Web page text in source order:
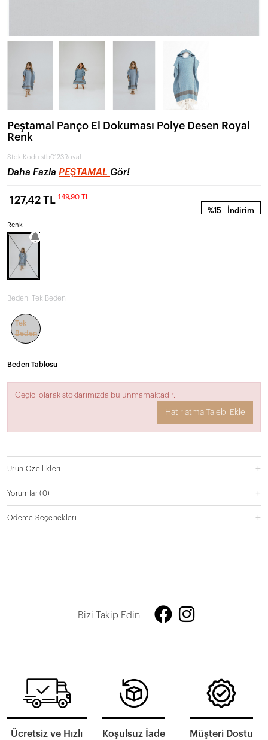
Peştamal Panço El Dokuması Polye Desen Royal
Renk
Stok Kodu stb0123Royal
Daha Fazla PEŞTAMAL Gör!
%15 İndirim
127,42 TL 149,90 TL
Renk
Beden: Tek Beden
Tek
Beden
Beden Tablosu
Geçici olarak stoklarımızda bulunmamaktadır.
Hatırlatma Talebi Ekle
Ürün Özellikleri
Yorumlar(0)
Ödeme Seçenekleri
Bizi Takip Edin
Ücretsiz ve Hızlı
Koşulsuz İade Müşteri Dostu